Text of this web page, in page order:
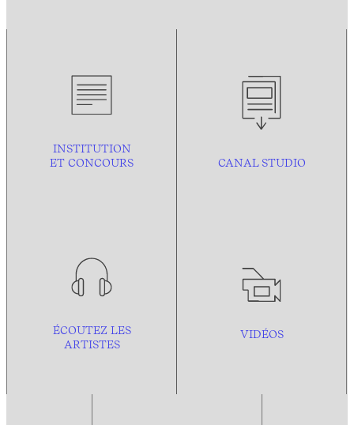
INSTITUTION
ET CONCOURS
CANAL STUDIO
ÉCOUTEZ LES
ARTISTES
VIDÉOS